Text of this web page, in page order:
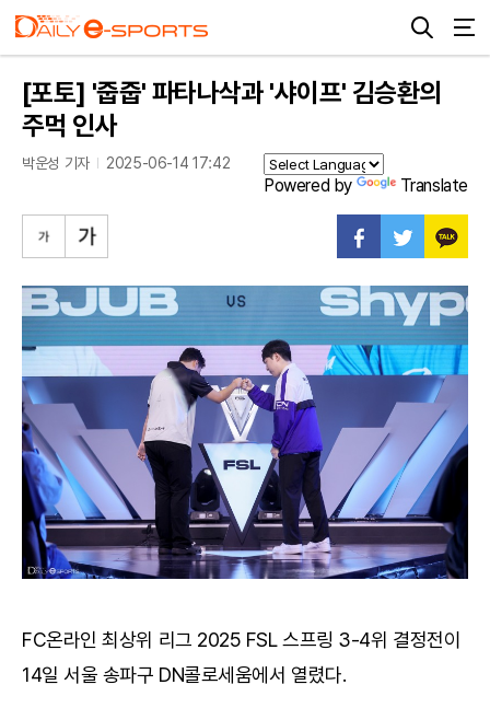
[포토] '줍줍' 파타나삭과 '샤이프' 김승환의
주먹 인사
박운성 기자 2025-06-14 17:42
Powered by Translate
FC온라인 최상위 리그 2025 FSL 스프링 3-4위 결정전이
14일 서울 송파구 DN콜로세움에서 열렸다.